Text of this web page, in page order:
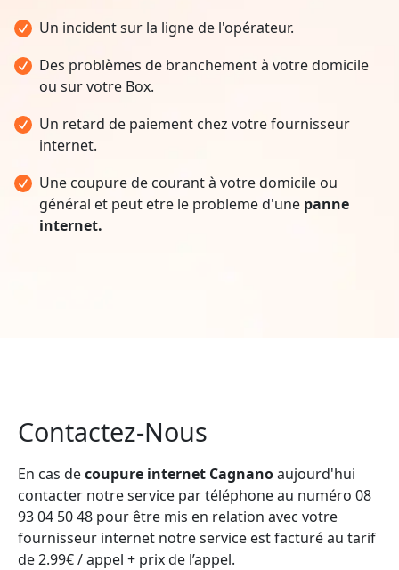
Un incident sur la ligne de l'opérateur.
Des problèmes de branchement à votre domicile
ou sur votre Box.
Un retard de paiement chez votre fournisseur
internet.
Une coupure de courant à votre domicile ou
général et peut etre le probleme d'une panne
internet.
Contactez-Nous
En cas decoupure internet Cagnanoaujourd'hui
contacter notre service par téléphone au numéro 08
93 04 50 48 pour être mis en relation avec votre
fournisseur internet notre service est facturé au tarif
de 2.99€ / appel + prix de l’appel.